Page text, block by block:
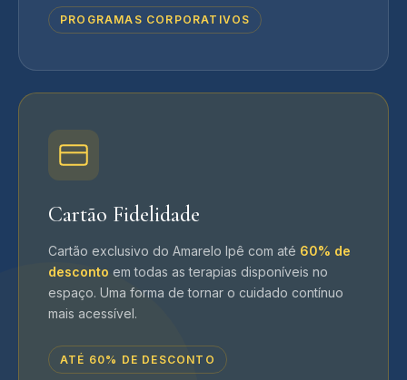
PROGRAMAS CORPORATIVOS
Cartão Fidelidade
Cartão exclusivo do Amarelo Ipê com até 60% de
desconto em todas as terapias disponíveis no
espaço. Uma forma de tornar o cuidado contínuo
mais acessível.
ATÉ 60% DE DESCONTO